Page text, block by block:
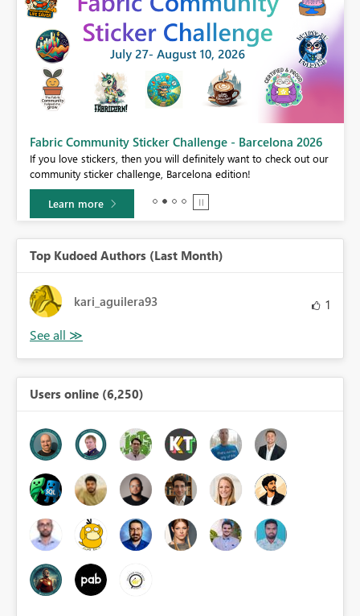
Fabric Community Sticker Challenge - Barcelona 2026
If you love stickers, then you will definitely want to check out our
community sticker challenge, Barcelona edition!
Learn more
Top Kudoed Authors (Last Month)
kari_aguilera93 1
Users online (6,250)